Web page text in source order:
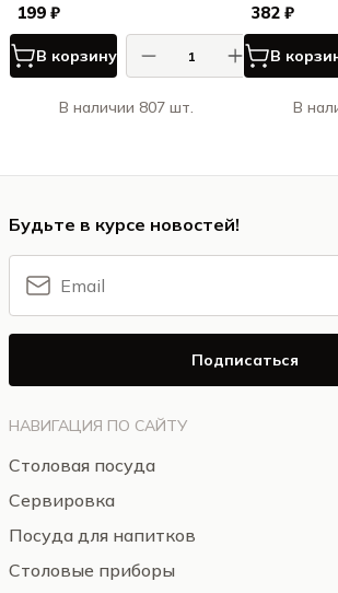
199 ₽
В корзину
В наличии 807 шт.
382 ₽
В
В
НАВИГАЦИЯ ПО САЙТУ
Столовая посуда
Сервировка
Посуда для напитков
Столовые приборы
Будьте в курсе новостей!
Подписаться